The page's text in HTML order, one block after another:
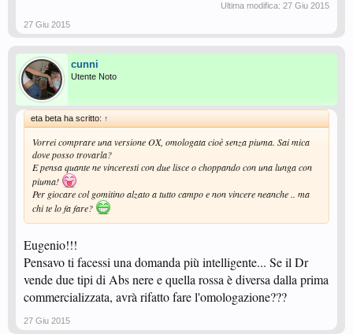
Ultima modifica: 27 Giu 2015
27 Giu 2015
cunni
Utente Noto
eta beta ha scritto: ↑
Vorrei comprare una versione OX, omologata cioè senza piuma. Sai mica
dove posso trovarla?
E pensa quante ne vinceresti con due lisce o choppando con una lunga con
piuma!
Per giocare col gomitino alzato a tutto campo e non vincere neanche .. ma
chi te lo fa fare?
Eugenio!!!
Pensavo ti facessi una domanda più intelligente... Se il Dr
vende due tipi di Abs nere e quella rossa è diversa dalla prima
commercializzata, avrà rifatto fare l'omologazione???
27 Giu 2015